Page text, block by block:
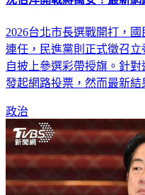
2026台北市長選戰開打，
連任，民進黨則正式徵召
自披上參選彩帶授旗。針
發起網路投票，然而最新結
政治